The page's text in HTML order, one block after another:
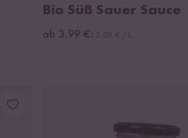
Bio Süß Sauer Sauce
ab 3,99 €